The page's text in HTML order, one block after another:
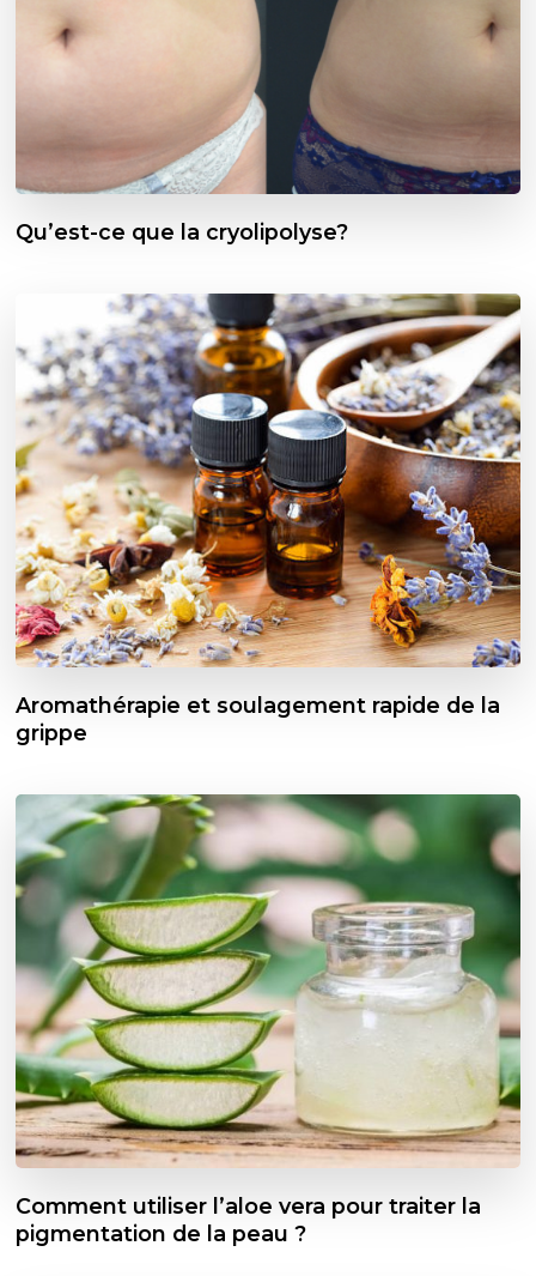
Qu’est-ce que la cryolipolyse?
Aromathérapie et soulagement rapide de la
grippe
Comment utiliser l’aloe vera pour traiter la
pigmentation de la peau ?